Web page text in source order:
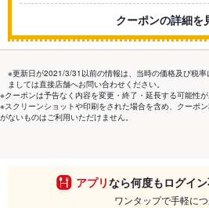
クーポンの詳細を
※更新日が2021/3/31以前の情報は、当時の価格及び税
ましては直接店舗へお問い合わせください。
※クーポンは予告なく内容を変更・終了・延長する可能性が
※スクリーンショットや印刷をされた場合を含め、クーポ
がないものはご利用いただけません。
アプリなら何度もログイ
ワンタップで手軽に